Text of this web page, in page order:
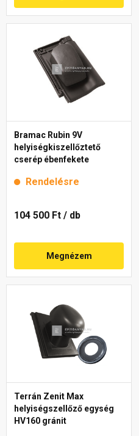
Bramac Rubin 9V
helyiségkiszellőztető
cserép ébenfekete
Rendelésre
104 500 Ft / db
Megnézem
Terrán Zenit Max
helyiségszellőző egység
HV160 gránit